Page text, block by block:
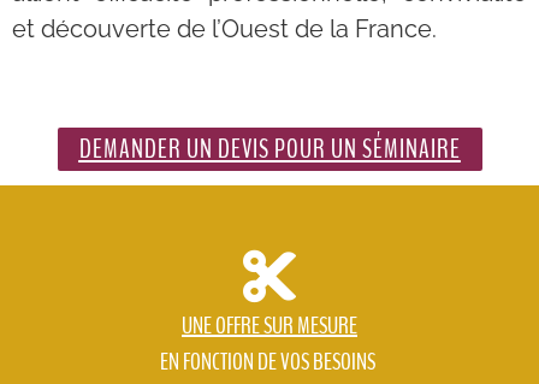
et découverte de l’Ouest de la France.
DEMANDER UN DEVIS POUR UN SÉMINAIRE
UNE OFFRE SUR MESURE
EN FONCTION DE VOS BESOINS